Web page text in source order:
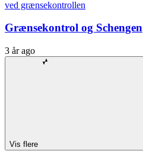
Grænsekontrol og Schengen
3 år ago
Vis flere